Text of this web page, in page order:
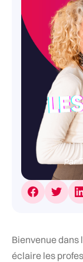
Bienvenue dans
éclaire les